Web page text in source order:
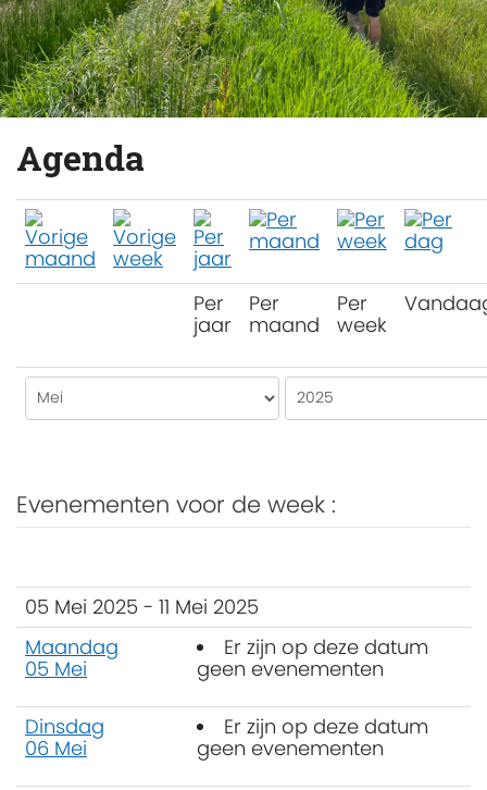
Agenda
Per
jaar
Per
maand
Per
week
Evenementen voor de week :
05 Mei 2025 - 11 Mei 2025
Maandag
05 Mei
Er zijn op deze datum
geen evenementen
Dinsdag
06 Mei
Er zijn op deze datum
geen evenementen